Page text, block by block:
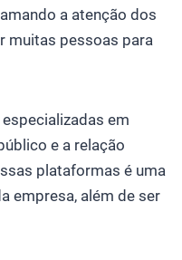
a atenção dos
muitas pessoas para
em
e a relação
plataformas é uma
empresa, além de ser